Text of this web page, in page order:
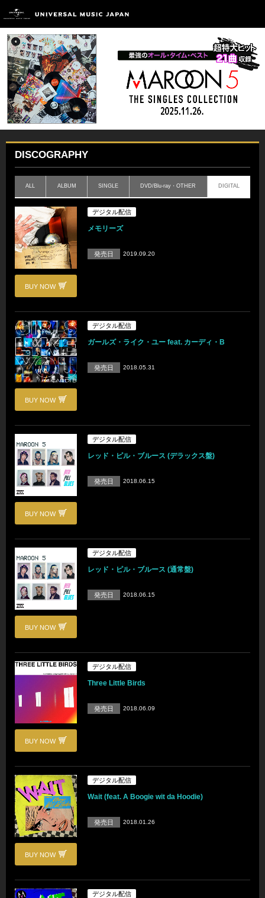
DISCOGRAPHY
ALL ALBUM SINGLE DVD/Blu-ray・OTHER DIGITAL
BUY NOW
デジタル配信
メモリーズ
発売日 2019.09.20
BUY NOW
デジタル配信
ガールズ・ライク・ユー feat. カーディ・B
発売日 2018.05.31
BUY NOW
デジタル配信
レッド・ピル・ブルース (デラックス盤)
発売日 2018.06.15
BUY NOW
デジタル配信
レッド・ピル・ブルース (通常盤)
発売日 2018.06.15
BUY NOW
デジタル配信
Three Little Birds
発売日 2018.06.09
BUY NOW
デジタル配信
Wait (feat. A Boogie wit da Hoodie)
発売日 2018.01.26
デジタル配信